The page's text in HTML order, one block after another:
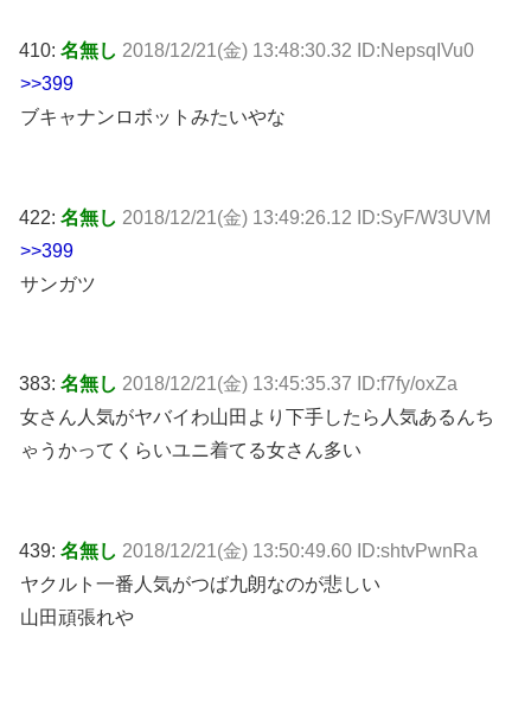
410: 名無し 2018/12/21(金) 13:48:30.32 ID:NepsqIVu0
>>399
ブキャナンロボットみたいやな
422: 名無し 2018/12/21(金) 13:49:26.12 ID:SyF/W3UVM
>>399
サンガツ
383: 名無し 2018/12/21(金) 13:45:35.37 ID:f7fy/oxZa
女さん人気がヤバイわ山田より下手したら人気あるんち
ゃうかってくらいユニ着てる女さん多い
439: 名無し 2018/12/21(金) 13:50:49.60 ID:shtvPwnRa
ヤクルト一番人気がつば九朗なのが悲しい
山田頑張れや